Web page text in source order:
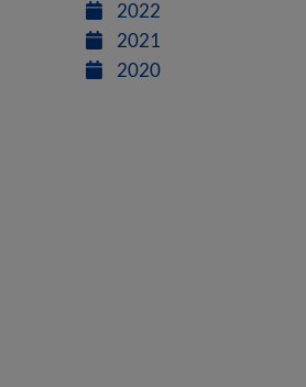
2022
2021
2020